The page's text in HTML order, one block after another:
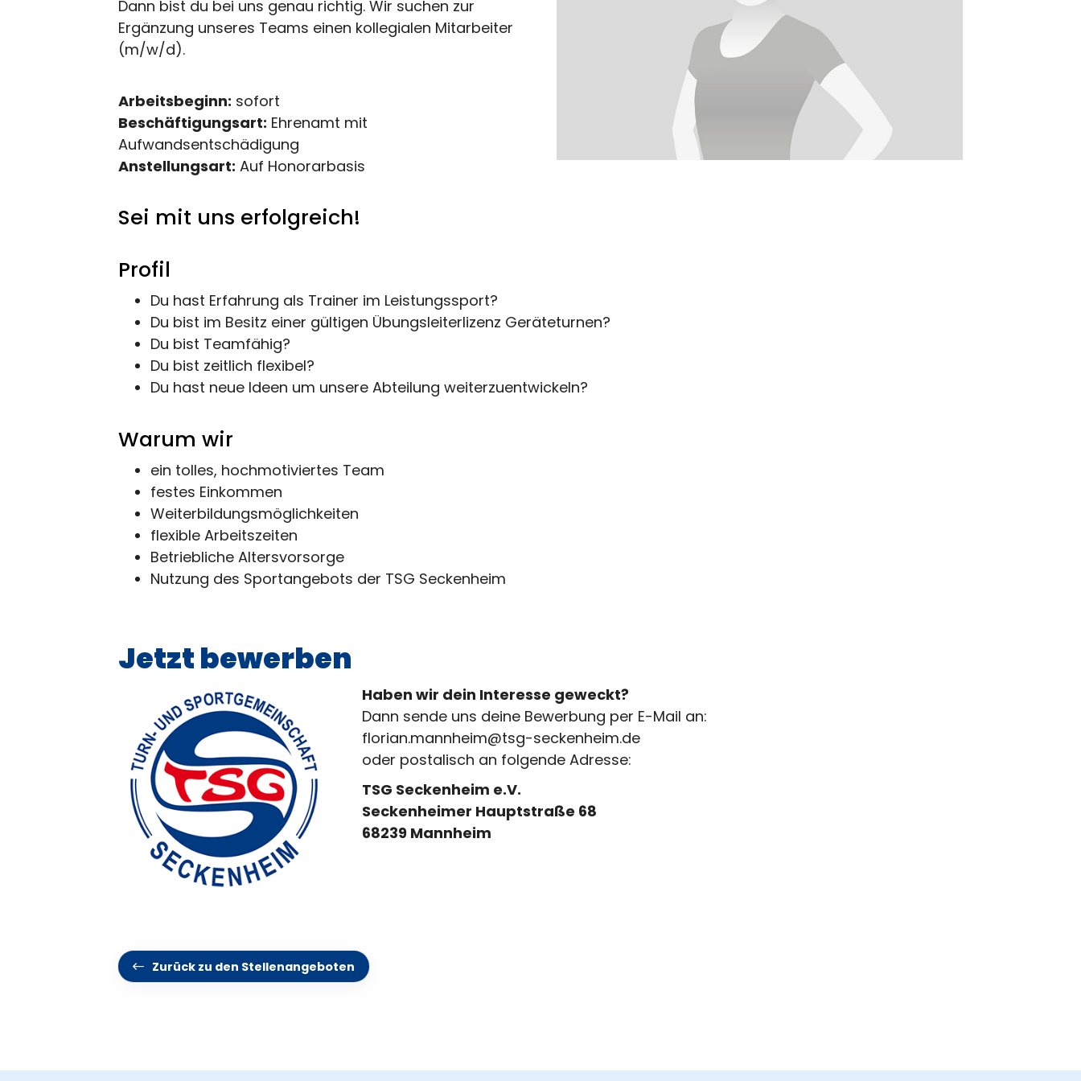
Dann bist du bei uns genau richtig. Wir suchen zur
Ergänzung unseres Teams einen kollegialen Mitarbeiter
(m/w/d).
Arbeitsbeginn: sofort
Beschäftigungsart: Ehrenamt mit
Aufwandsentschädigung
Anstellungsart: Auf Honorarbasis
Sei mit uns erfolgreich!
Profil
Du hast Erfahrung als Trainer im Leistungssport?
Du bist im Besitz einer gültigen Übungsleiterlizenz Geräteturnen?
Du bist Teamfähig?
Du bist zeitlich flexibel?
Du hast neue Ideen um unsere Abteilung weiterzuentwickeln?
Warum wir
ein tolles, hochmotiviertes Team
festes Einkommen
Weiterbildungsmöglichkeiten
flexible Arbeitszeiten
Betriebliche Altersvorsorge
Nutzung des Sportangebots der TSG Seckenheim
Jetzt bewerben
Haben wir dein Interesse geweckt?
Dann sende uns deine Bewerbung per E-Mail an:
florian.mannheim@tsg-seckenheim.de
oder postalisch an folgende Adresse:
TSG Seckenheim e.V.
Seckenheimer Hauptstraße 68
68239 Mannheim
Zurück zu den Stellenangeboten
Fragen & Antworten
Leichte Sprache
Öffnungszeiten der Geschäftsstelle
10 – 12 Uhr und 16 – 18 Uhr
Geschlossen
Mittwoch:
10 – 12 Uhr
Donnerstag:
10 – 12 Uhr